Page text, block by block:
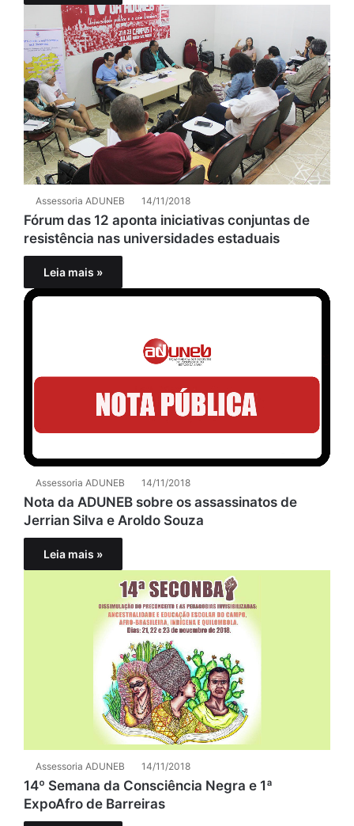
Assessoria ADUNEB 14/11/2018
Fórum das 12 aponta iniciativas conjuntas de
resistência nas universidades estaduais
Leia mais »
Assessoria ADUNEB 14/11/2018
Nota da ADUNEB sobre os assassinatos de
Jerrian Silva e Aroldo Souza
Leia mais »
Assessoria ADUNEB 14/11/2018
14º Semana da Consciência Negra e 1ª
ExpoAfro de Barreiras